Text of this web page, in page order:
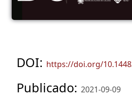
DOI: https://doi.org/
Publicado: 2021-09-09